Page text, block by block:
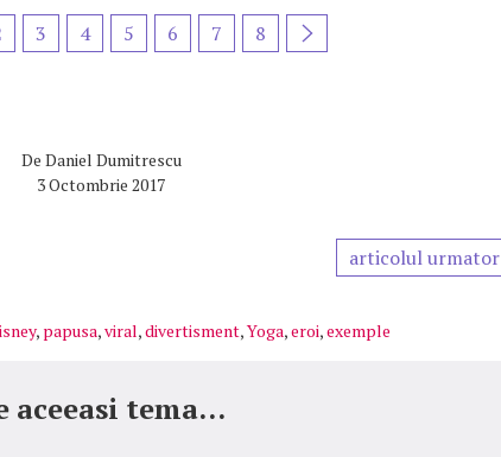
3 4 5 6 7 8
De Daniel Dumitrescu
3 Octombrie 2017
articolul urmator
, papusa,viral,divertisment,Yoga,eroi,exemple
aceeasi tema...